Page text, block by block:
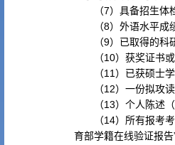
（7）具备招生体
（8）外语水平成
（9）已取得的科
（10）获奖证书
（11）已获硕士
（12）一份拟攻
（13）个人陈述
（14）所有报考
育部学籍在线验证报